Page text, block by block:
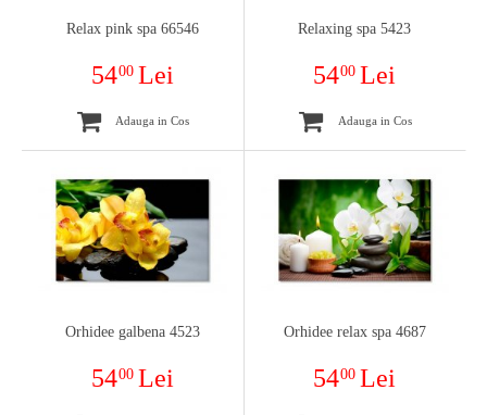
Relax pink spa 66546
5400 Lei
Adauga in Cos
Relaxing spa 5423
5400Lei
Adauga in Cos
Orhidee galbena 4523
5400 Lei
Orhidee relax spa 4687
5400Lei